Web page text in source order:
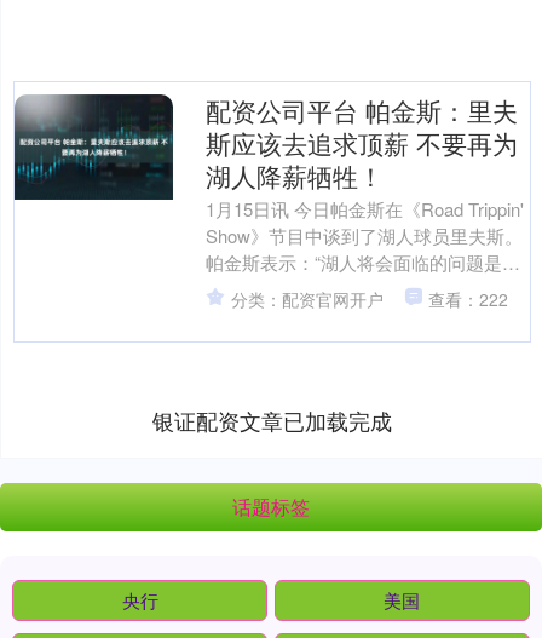
配资公司平台 帕金斯：里夫
斯应该去追求顶薪 不要再为
湖人降薪牺牲！
1月15日讯 今日帕金斯在《Road Trippin'
Show》节目中谈到了湖人球员里夫斯。
帕金斯表示：“湖人将会面临的问题是，
他们可能不得不要求里夫斯做出....
分类：配资官网开户 查看：222
银证配资文章已加载完成
话题标签
央行 美国